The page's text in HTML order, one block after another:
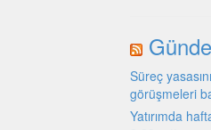
Süreç
görüşmeleri
Yatırımda